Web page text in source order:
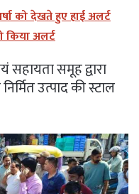
को देखते हुए हाई अलर्ट
किया अलर्ट
सहायता समूह द्वारा
उत्पाद की स्टाल